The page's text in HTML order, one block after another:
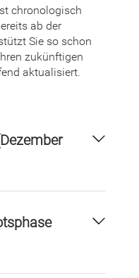
chronologisch
ab der
Sie so schon
zukünftigen
aktualisiert.